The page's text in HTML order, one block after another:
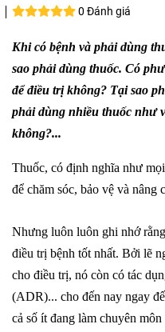
0 Đánh giá
Khi có bệnh và phải dùng
sao phải dùng thuốc. Có
để điều trị không? Tại sao
phải dùng nhiều thuốc như
không?...
Thuốc, có định nghĩa như
để chăm sóc, bảo vệ và nâng
Nhưng luôn luôn ghi nhớ
điều trị bệnh tốt nhất. Bởi lẽ
cho điều trị, nó còn có tác
(ADR)... cho đến nay ngay
cả số ít đang làm chuyên